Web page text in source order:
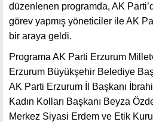
düzenlenen programda, AK
görev yapmış yöneticiler ile AK
bir araya geldi.
Programa AK Parti Erzurum
Erzurum Büyükşehir Belediye
AK Parti Erzurum İl Başkanı
Kadın Kolları Başkanı Beyza
Merkez Siyasi Erdem ve Etik